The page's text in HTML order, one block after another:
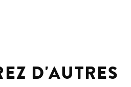
D'AUTRES